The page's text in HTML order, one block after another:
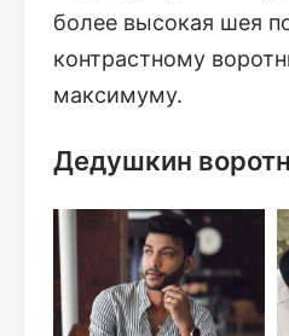
более высокая шея
контрастному
максимуму.
Дедушкин